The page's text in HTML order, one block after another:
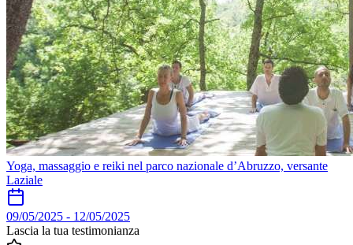
Yoga, massaggio e reiki nel parco nazionale d’Abruzzo, versante
Laziale
09/05/2025 - 12/05/2025
Lascia la tua testimonianza